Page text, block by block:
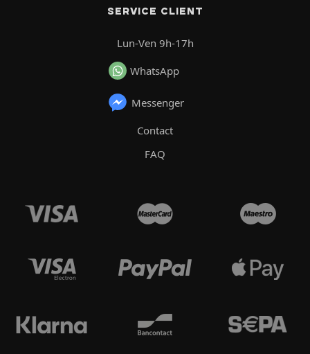
SERVICE CLIENT
Lun-Ven 9h-17h
WhatsApp
Messenger
Contact
FAQ